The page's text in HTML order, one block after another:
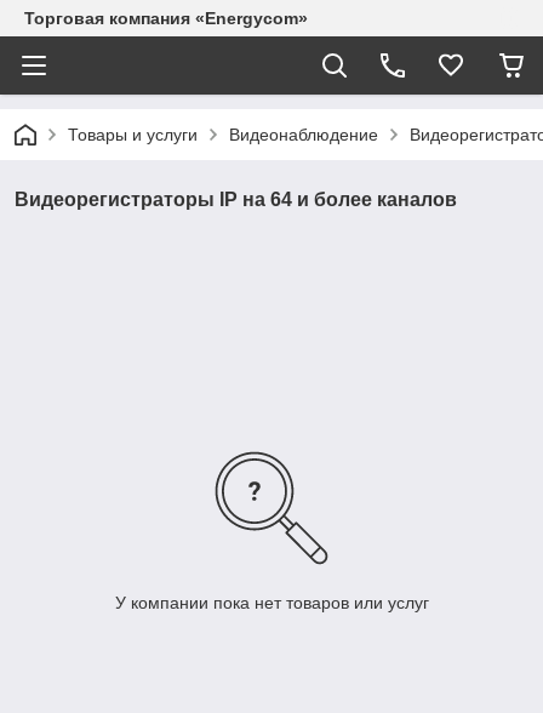
Торговая компания «Energycom»
Товары и услуги Видеонаблюдение
Видеорегистраторы IP на 64 и более каналов
У компании пока нет товаров или услуг